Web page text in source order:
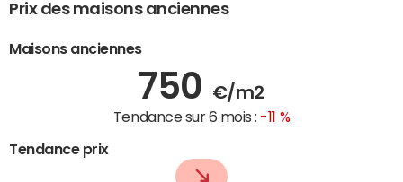
Prix des maisons anciennes
Maisons anciennes
750 €/m2
Tendance sur 6 mois : -11 %
Tendance prix